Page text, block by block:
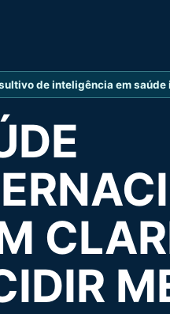
de inteligência em saúde